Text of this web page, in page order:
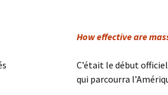
How effective are
C’était le début
qui parcourra